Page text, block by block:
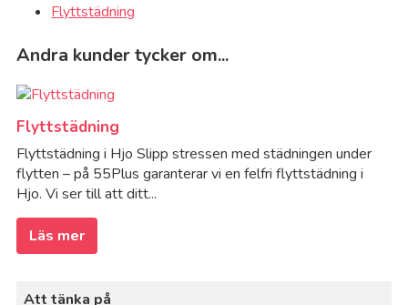
Flyttstädning
Andra kunder tycker om...
Flyttstädning
Flyttstädning i Hjo Slipp stressen med städningen under
flytten – på 55Plus garanterar vi en felfri flyttstädning i
Hjo. Vi ser till att ditt...
Läs mer
Att tänka på